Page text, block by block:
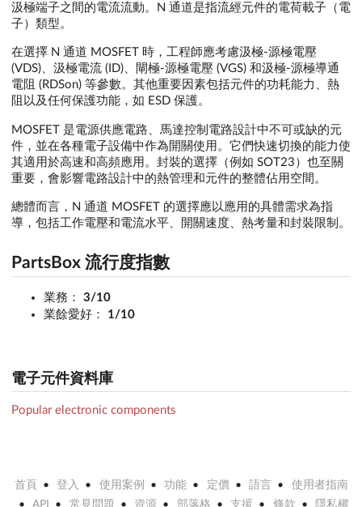
汲極端子之間的電流流動。N 通道是指流經元件的電荷載子（電
子）類型。
在選擇 N 通道 MOSFET 時，工程師應考慮汲極-源極電壓
(VDS)、汲極電流 (ID)、閘極-源極電壓 (VGS) 和汲極-源極導通
電阻 (RDSon) 等參數。其他重要因素包括元件的功耗能力、熱
阻以及任何保護功能，如 ESD 保護。
MOSFET 是電源供應電路、馬達控制電路設計中不可或缺的元
件，並在各種電子設備中作為開關使用。它們快速切換的能力使
其適用於高速和高頻應用。封裝的選擇（例如 SOT23）也至關
重要，會影響電路設計中的熱管理和元件的整體佔用空間。
總體而言，N 通道 MOSFET 的選擇應以應用的具體需求為指
導，包括工作電壓和電流水平、開關速度、熱考量和封裝限制。
PartsBox 流行度指數
業務：
3/10
業餘愛好：
1/10
電子元件資料庫
Popular electronic components
首頁 登入 使用案例 功能 定價 語言
使用者指南